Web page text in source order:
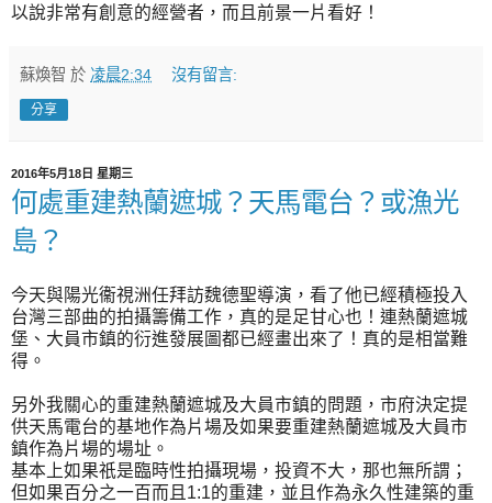
以說非常有創意的經營者，而且前景一片看好！
蘇煥智 於 凌晨2:34 沒有留言:
分享
2016年5月18日 星期三
何處重建熱蘭遮城？天馬電台？或漁光
島？
今天與陽光衞視洲任拜訪魏德聖導演，看了他已經積極投入
台灣三部曲的拍攝籌備工作，真的是足甘心也！連熱蘭遮城
堡、大員市鎮的衍進發展圖都已經畫出來了！真的是相當難
得。
另外我關心的重建熱蘭遮城及大員市鎮的問題，市府決定提
供天馬電台的基地作為片場及如果要重建熱蘭遮城及大員市
鎮作為片場的場址。
基本上如果祇是臨時性拍攝現場，投資不大，那也無所謂；
但如果百分之一百而且1:1的重建，並且作為永久性建築的重